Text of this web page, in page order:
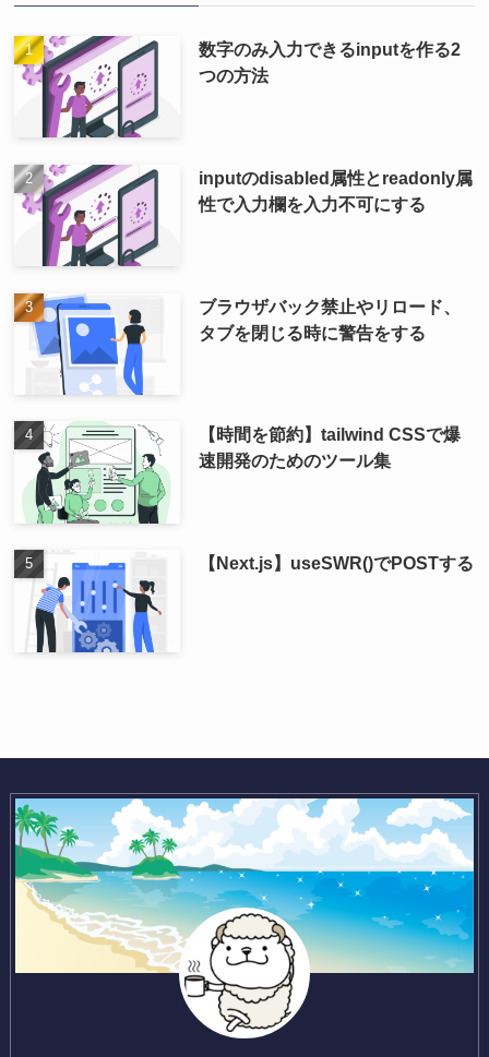
数字のみ入力できるinputを作る2
つの方法
inputのdisabled属性とreadonly属
性で入力欄を入力不可にする
ブラウザバック禁止やリロード、
タブを閉じる時に警告をする
【時間を節約】tailwind CSSで爆
速開発のためのツール集
【Next.js】useSWR()でPOSTする